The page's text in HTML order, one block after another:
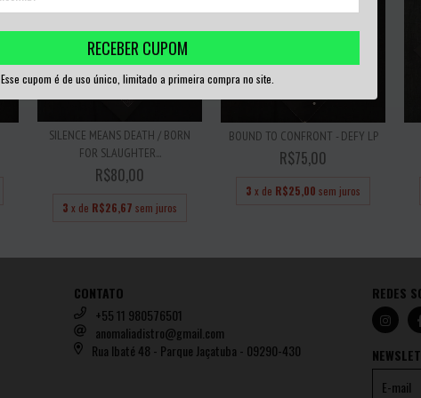
RECEBER CUPOM
Esse cupom é de uso único, limitado a primeira compra no site.
SILENCE MEANS DEATH / BORN
FOR SLAUGHTER...
R$80,00
3 x de R$26,67 sem juros
BOUND TO CONFRONT - DEFY LP
R$75,00
3 x de R$25,00 sem juros
CONTATO
+55 11 980576501
anomaliadistro@gmail.com
Rua Ibaté 48 - Parque Jaçatuba - 09290-430
REDES